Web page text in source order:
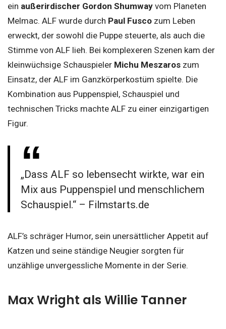
ein außerirdischer Gordon Shumway vom Planeten
Melmac. ALF wurde durch Paul Fusco zum Leben
erweckt, der sowohl die Puppe steuerte, als auch die
Stimme von ALF lieh. Bei komplexeren Szenen kam der
kleinwüchsige Schauspieler Michu Meszaros zum
Einsatz, der ALF im Ganzkörperkostüm spielte. Die
Kombination aus Puppenspiel, Schauspiel und
technischen Tricks machte ALF zu einer einzigartigen
Figur.
„Dass ALF so lebensecht wirkte, war ein
Mix aus Puppenspiel und menschlichem
Schauspiel.“ – Filmstarts.de
ALF’s schräger Humor, sein unersättlicher Appetit auf
Katzen und seine ständige Neugier sorgten für
unzählige unvergessliche Momente in der Serie.
Max Wright als Willie Tanner